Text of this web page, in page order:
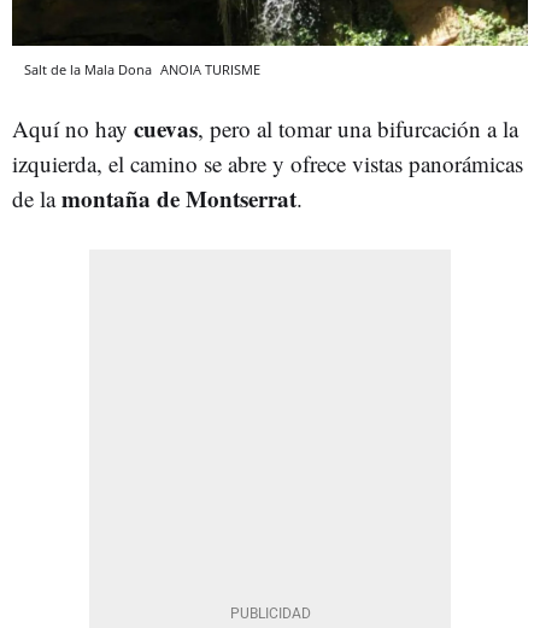
Salt de la Mala Dona ANOIA TURISME
Aquí no hay cuevas, pero al tomar una bifurcación a la
izquierda, el camino se abre y ofrece vistas panorámicas
de lamontaña de Montserrat.